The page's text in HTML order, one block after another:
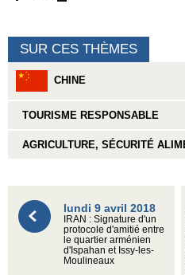
SUR CES THÈMES
CHINE
TOURISME RESPONSABLE
AGRICULTURE, SÉCURITÉ
lundi 9 avril 2018
IRAN : Signature d'un
protocole d'amitié entre
le quartier arménien
d'Ispahan et Issy-les-
Moulineaux